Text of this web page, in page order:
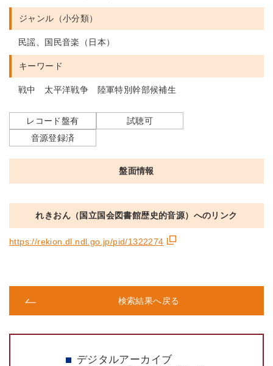
盤面情報
ジャンル（小分類）
民謡、国民音楽（日本）
キーワード
戦中 太平洋戦争 陸軍特別幹部候補生
レコード盤有
試聴可
音源登録済
れきおん（国立国会図書館歴史的音源）へのリンク
https://rekion.dl.ndl.go.jp/pid/1322274
検索結果へ戻る
デジタルアーカイブ